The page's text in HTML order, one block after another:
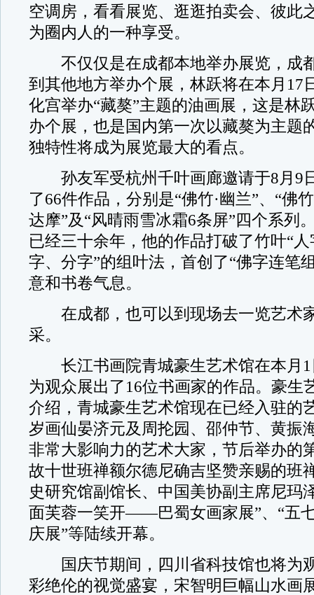
空调房，看看展览、逛逛拍卖会、彼此
为圈内人的一种享受。
不仅仅是在成都本地举办展览，成
到其他地方举办个展，林跃将在本月17
化宫举办“藏獒”主题的油画展，这是林
办个展，也是国内第一次以藏獒为主题
独特性将成为展览最大的看点。
孙友军受杭州千叶画廊邀请于8月9
了66件作品，分别是“佛竹·幽兰”、“佛
达摩”及“风晴雨雪冰霜6条屏”四个系列
已经三十余年，他的作品打破了竹叶“
字、分字”的组叶法，首创了“佛字连笔
意和书卷气息。
在成都，也可以到现场去一览艺术
采。
长江书画院青城豪生艺术馆在本月1
为观众展出了16位书画家的作品。豪生
介绍，青城豪生艺术馆现在已经入驻的
岁画仙晏济元及周抡园、邵仲节、黄振
非常大影响力的艺术大家，节后举办的
故十世班禅额尔德尼确吉坚赞亲赐的班
史研究馆副馆长、中国美协副主席尼玛
面芙蓉一笑开——巴蜀女画家展”、“五
庆展”等陆续开幕。
国庆节期间，四川省科技馆也将为
彩绝伦的视觉盛宴，宋智明巨幅山水画